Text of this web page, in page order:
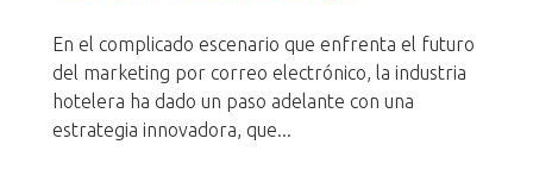
En el complicado escenario que enfrenta el futuro
del marketing por correo electrónico, la industria
hotelera ha dado un paso adelante con una
estrategia innovadora, que...